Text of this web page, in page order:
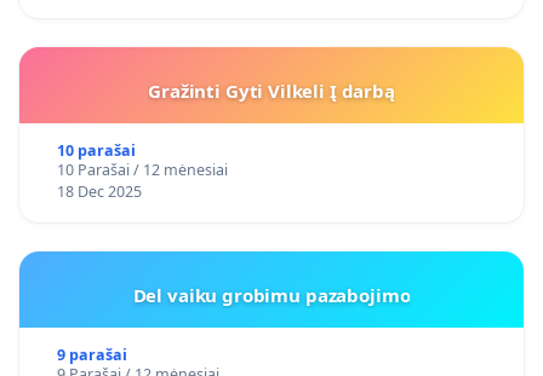
Gražinti Gyti Vilkeli Į darbą
10 parašai
10 Parašai / 12 mėnesiai
18 Dec 2025
Del vaiku grobimu pazabojimo
9 parašai